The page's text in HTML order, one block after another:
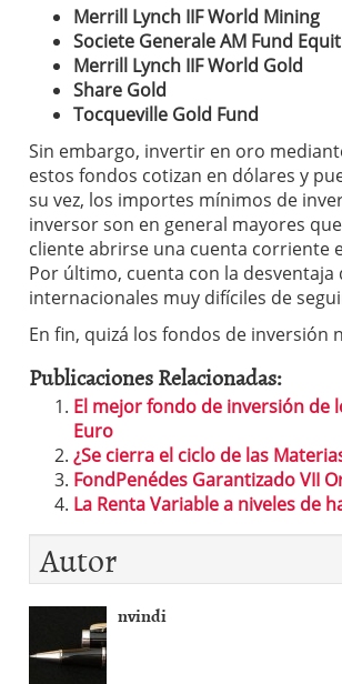
Merrill Lynch IIF World Mining
Societe Generale AM Fund
Merrill Lynch IIF World Gold
Share Gold
Tocqueville Gold Fund
Sin embargo, invertir en oro
estos fondos cotizan en dólares y
su vez, los importes mínimos de
inversor son en general mayores
cliente abrirse una cuenta corriente
Por último, cuenta con la
internacionales muy difíciles de
En fin, quizá los fondos de
Publicaciones Relacionadas:
El mejor fondo de inversión de
Euro
¿Se cierra el ciclo de las
FondPenédes Garantizado VII
La Renta Variable a niveles de
Autor
nvindi